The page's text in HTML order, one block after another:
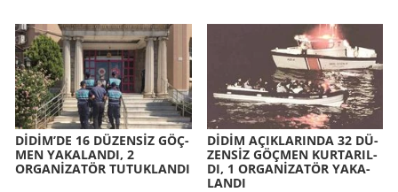
DİDİM’DE 16 DÜ­ZENSİZ GÖÇ­
MEN YA­KA­LAN­DI, 2
ORGANİZATÖR TU­TUK­LAN­DI
DİDİM AÇIK­LA­RIN­DA 32 DÜ­
ZENSİZ GÖÇ­MEN KUR­TA­RIL­
DI, 1 ORGANİZATÖR YA­KA­
LAN­DI